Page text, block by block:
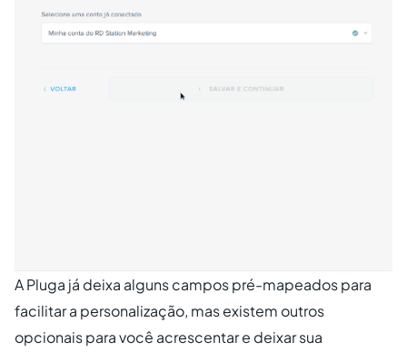
A Pluga já deixa alguns campos pré-mapeados para
facilitar a personalização, mas existem outros
opcionais para você acrescentar e deixar sua